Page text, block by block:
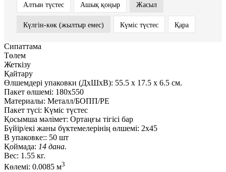
Алтын түстес Ашық қоңыр Жасыл
Күлгін-көк (жылтыр емес) Күміс түстес Қара
Сипаттама
Төлем
Жеткізу
Қайтару
Өлшемдері упаковки (ДxШxВ): 55.5 x 17.5 x 6.5 см.
Пакет өлшемі: 180x550
Материалы: Металл/БОПП/PE
Пакет түсі: Күміс түстес
Қосымша мәлімет: Ортаңғы тігісі бар
Бүйір/екі жаны бүктемелерінің өлшемі: 2х45
В упаковке:: 50 шт
Қоймада: 14 дана.
Вес: 1.55 кг.
Көлемі: 0.0085 м3